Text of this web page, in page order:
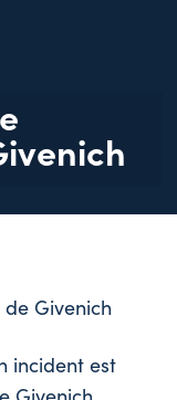
Givenich
incident est